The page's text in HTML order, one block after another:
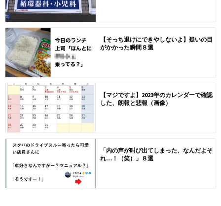
【そっち退けにできやしないよ】疑いの目
がかかった瞬間８選
【マジですよ】2023年のカレンダーで確認
した、朗報と悲報（画像）
「内の声が叫び出てしまった、なんだよそ
れ…！（笑）」８選